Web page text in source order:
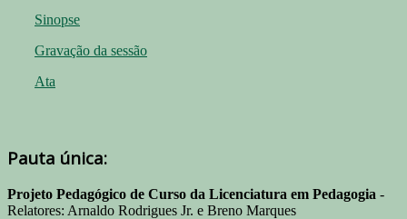
Sinopse
Gravação da sessão
Ata
Pauta única:
Projeto Pedagógico de Curso da Licenciatura em Pedagogia -
Relatores: Arnaldo Rodrigues Jr. e Breno Marques